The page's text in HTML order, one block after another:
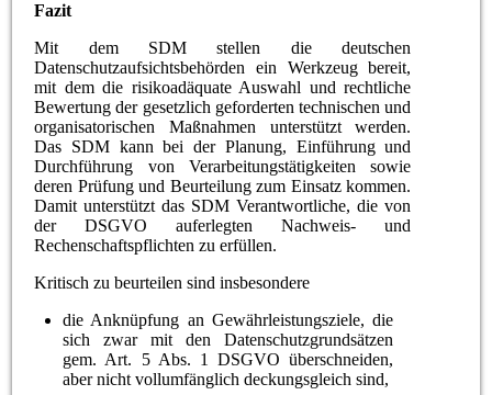
Fazit
Mit dem SDM stellen die deutschen
Datenschutzaufsichtsbehörden ein Werkzeug bereit,
mit dem die risikoadäquate Auswahl und rechtliche
Bewertung der gesetzlich geforderten technischen und
organisatorischen Maßnahmen unterstützt werden.
Das SDM kann bei der Planung, Einführung und
Durchführung von Verarbeitungstätigkeiten sowie
deren Prüfung und Beurteilung zum Einsatz kommen.
Damit unterstützt das SDM Verantwortliche, die von
der DSGVO auferlegten Nachweis- und
Rechenschaftspflichten zu erfüllen.
Kritisch zu beurteilen sind insbesondere
die Anknüpfung an Gewährleistungsziele, die
sich zwar mit den Datenschutzgrundsätzen
gem. Art. 5 Abs. 1 DSGVO überschneiden,
aber nicht vollumfänglich deckungsgleich sind,